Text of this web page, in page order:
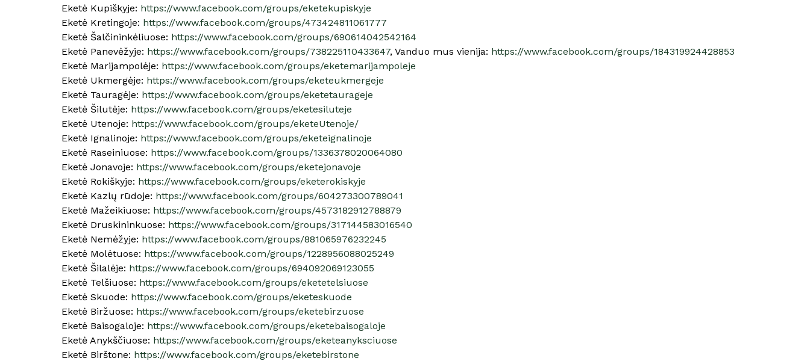
Eketė Kupiškyje: https://www.facebook.com/groups/eketekupiskyje
Eketė Kretingoje: https://www.facebook.com/groups/473424811061777
Eketė Šalčininkėliuose: https://www.facebook.com/groups/690614042542164
Eketė Panevėžyje: https://www.facebook.com/groups/738225110433647, Vanduo mus vienija: https://www.facebook.com/groups/184319924428853
Eketė Marijampolėje: https://www.facebook.com/groups/eketemarijampoleje
Eketė Ukmergėje: https://www.facebook.com/groups/eketeukmergeje
Eketė Tauragėje: https://www.facebook.com/groups/eketetaurageje
Eketė Šilutėje: https://www.facebook.com/groups/eketesiluteje
Eketė Utenoje: https://www.facebook.com/groups/eketeUtenoje/
Eketė Ignalinoje: https://www.facebook.com/groups/eketeignalinoje
Eketė Raseiniuose: https://www.facebook.com/groups/1336378020064080
Eketė Jonavoje: https://www.facebook.com/groups/eketejonavoje
Eketė Rokiškyje: https://www.facebook.com/groups/eketerokiskyje
Eketė Kazlų rūdoje: https://www.facebook.com/groups/604273300789041
Eketė Mažeikiuose: https://www.facebook.com/groups/4573182912788879
Eketė Druskininkuose: https://www.facebook.com/groups/317144583016540
Eketė Nemėžyje: https://www.facebook.com/groups/881065976232245
Eketė Molėtuose: https://www.facebook.com/groups/1228956088025249
Eketė Šilalėje: https://www.facebook.com/groups/694092069123055
Eketė Telšiuose: https://www.facebook.com/groups/eketetelsiuose
Eketė Skuode: https://www.facebook.com/groups/eketeskuode
Eketė Biržuose: https://www.facebook.com/groups/eketebirzuose
Eketė Baisogaloje: https://www.facebook.com/groups/eketebaisogaloje
Eketė Anykščiuose: https://www.facebook.com/groups/eketeanyksciuose
Eketė Birštone: https://www.facebook.com/groups/eketebirstone